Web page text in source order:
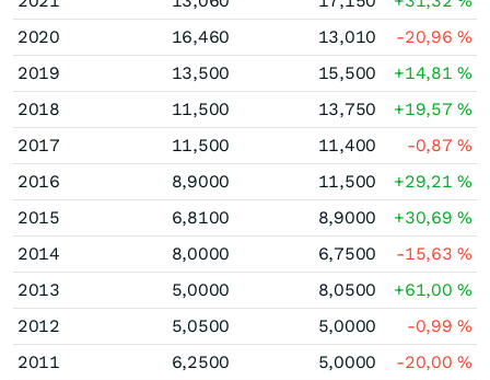
2020
16,460 13,010 -20,96%
2019
13,500 15,500 +14,81%
2018
11,500 13,750 +19,57%
2017
11,500 11,400 -0,87%
2016
8,9000 11,500 +29,21%
2015
6,8100 8,9000 +30,69%
2014
8,0000 6,7500 -15,63%
2013
5,0000 8,0500 +61,00%
2012
5,0500 5,0000 -0,99%
2011
6,2500 5,0000 -20,00%